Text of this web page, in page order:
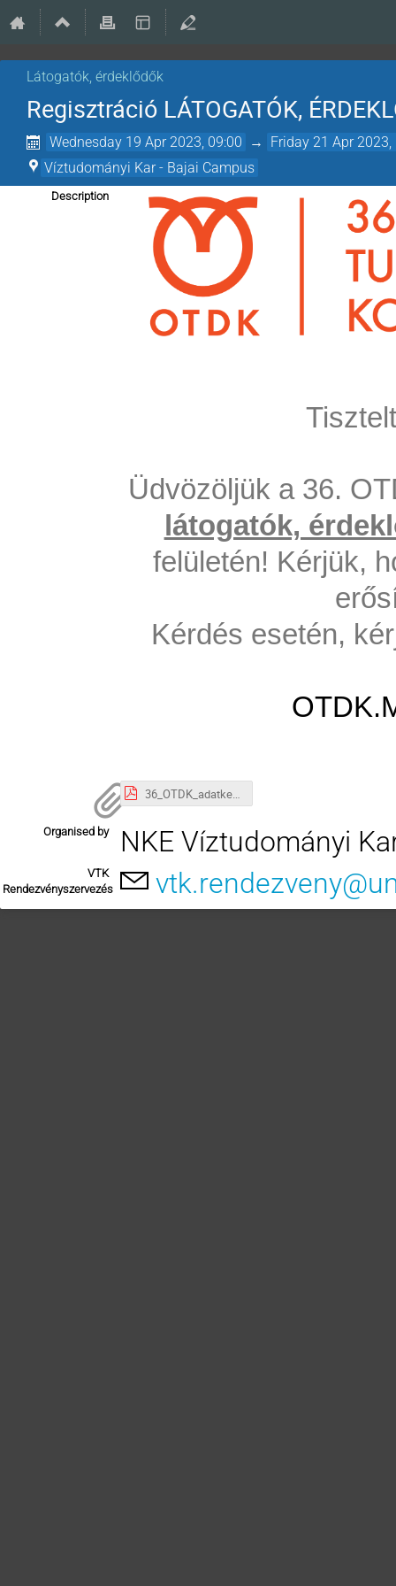
Látogatók, érdeklődők
Regisztráció LÁTOGATÓK,
Wednesday 19 Apr 2023, 09:00 →
Friday 21 Apr 2023,
Víztudományi Kar - Bajai Campus
Description
Üdvözöljük a 36.
látogatók,
felületén! Kérjük,
Kérdés esetén,
36_OTDK_adatkez_taj_műszaki_VTK_55_230329.pdf
Organised by NKE Víztudományi
VTK
Rendezvényszervezés